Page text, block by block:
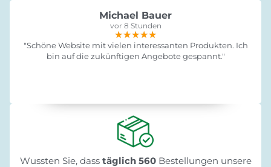
Michael Bauer
vor 8 Stunden
★★★★★
★★★★★
★★★★★
"Schöne Website mit vielen interessanten Produkten. Ich
bin auf die zukünftigen Angebote gespannt."
Wussten Sie, dass täglich 560Bestellungen unsere